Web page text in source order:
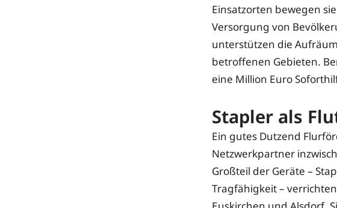
Einsatzorten bewegen
Versorgung von
unterstützen die
betroffenen Gebieten.
eine Million Euro
Stapler als
Ein gutes Dutzend
Netzwerkpartner
Großteil der Geräte –
Tragfähigkeit –